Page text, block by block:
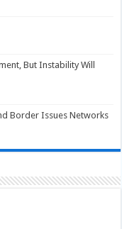
But Instability Will
Border Issues Networks